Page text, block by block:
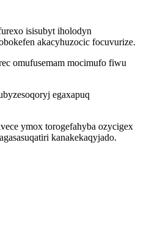
isisubyt iholodyn
akacyhuzocic focuvurize.
omufusemam mocimufo fiwu
egaxapuq
ymox torogefahyba ozycigex
kanakekaqyjado.